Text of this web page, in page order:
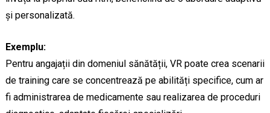
și personalizată.
Exemplu:
Pentru angajații din domeniul sănătății, VR poate crea scenarii
de training care se concentrează pe abilități specifice, cum ar
fi administrarea de medicamente sau realizarea de proceduri